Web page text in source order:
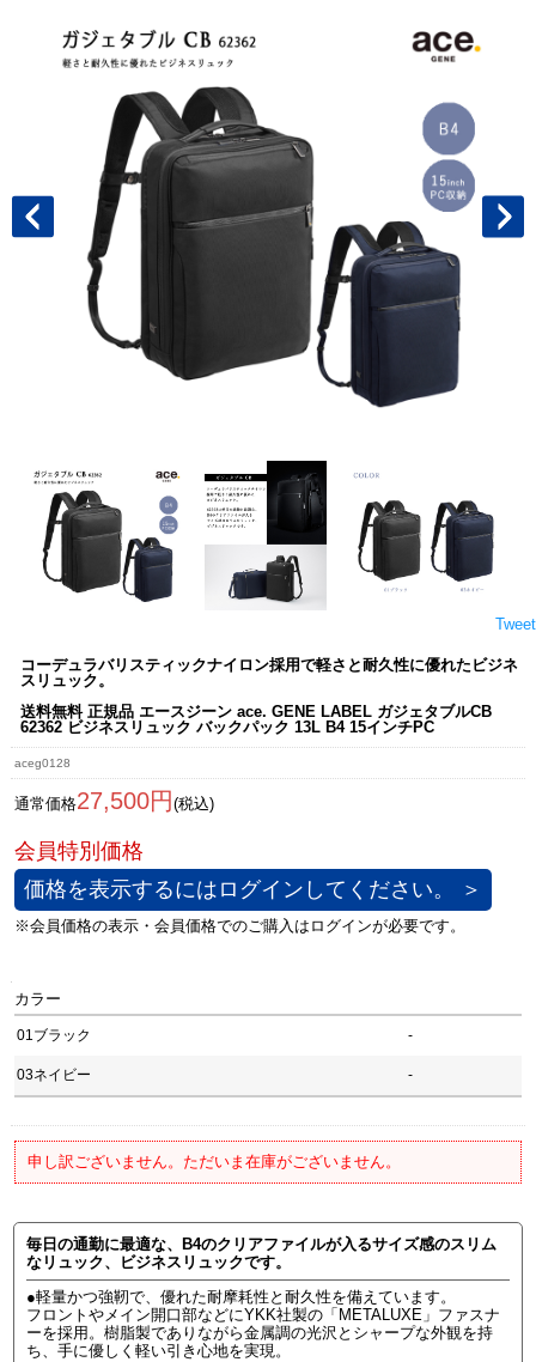
Tweet
コーデュラバリスティックナイロン採用で軽さと耐久性に優れたビジネ
スリュック。
送料無料 正規品 エースジーン ace. GENE LABEL ガジェタブルCB
62362 ビジネスリュック バックパック 13L B4 15インチPC
aceg0128
通常価格27,500円 (税込)
価格を表示するにはログインしてください。 ＞
カラー
01ブラック -
03ネイビー -
申し訳ございません。ただいま在庫がございません。
毎日の通勤に最適な、B4のクリアファイルが入るサイズ感のスリム
なリュック、ビジネスリュックです。
●軽量かつ強靭で、優れた耐摩耗性と耐久性を備えています。
フロントやメイン開口部などにYKK社製の「METALUXE」ファスナ
ーを採用。樹脂製でありながら金属調の光沢とシャープな外観を持
ち、手に優しく軽い引き心地を実現。